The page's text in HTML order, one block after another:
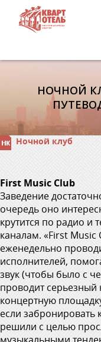
НОЧНОЙ
Ночной клуб
First Music Club
Заведение
очередь оно
крутится по радио
каналам. «First Music
еженедельно
исполнителей,
звук (чтобы было с
проводит серьезный
концертную
если забронировать
решили с целью